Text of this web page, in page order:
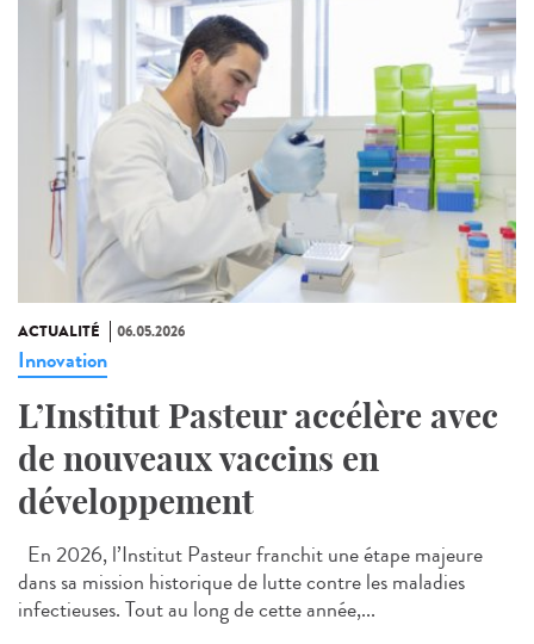
ACTUALITÉ 06.05.2026
Innovation
L’Institut Pasteur accélère avec
de nouveaux vaccins en
développement
En 2026, l’Institut Pasteur franchit une étape majeure
dans sa mission historique de lutte contre les maladies
infectieuses. Tout au long de cette année,...